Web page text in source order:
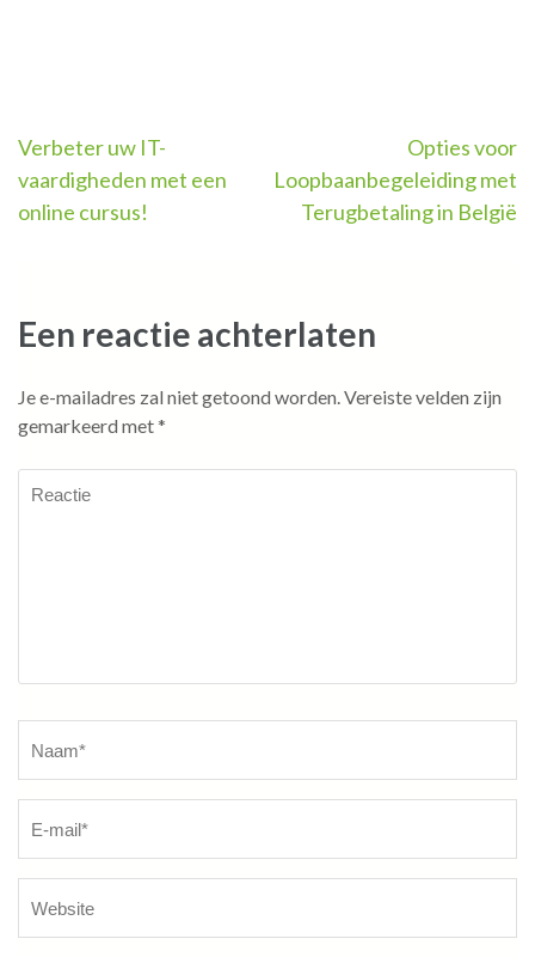
Berichtnavigatie
Verbeter uw IT-
vaardigheden met een
online cursus!
Opties voor
Loopbaanbegeleiding met
Terugbetaling in België
Een reactie achterlaten
Je e-mailadres zal niet getoond worden.Vereiste velden zijn
gemarkeerd met*